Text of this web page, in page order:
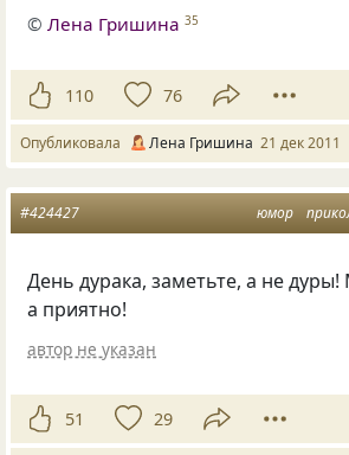
©Лена Гришина 35
110 76
Опубликовала Лена Гришина 21 дек 2011
юмор
#424427
День дурака, заметьте, а не
а приятно!
автор не указан
51 29